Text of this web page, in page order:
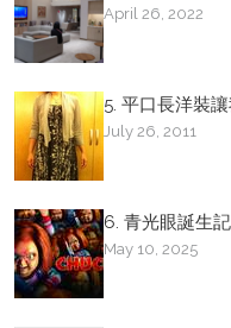
April 26, 2022
5. 平口長洋裝
July 26, 2011
6. 青光眼誕生記
May 10, 2025